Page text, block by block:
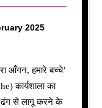
2025
कार्यशाला का
ढंग से लागू करने के